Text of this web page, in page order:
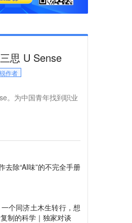
思 U Sense
作者
。为中国青年找到职业
去除“AI味”的不完全手册
一个同济土木生转行，想
制的科学｜独家对谈